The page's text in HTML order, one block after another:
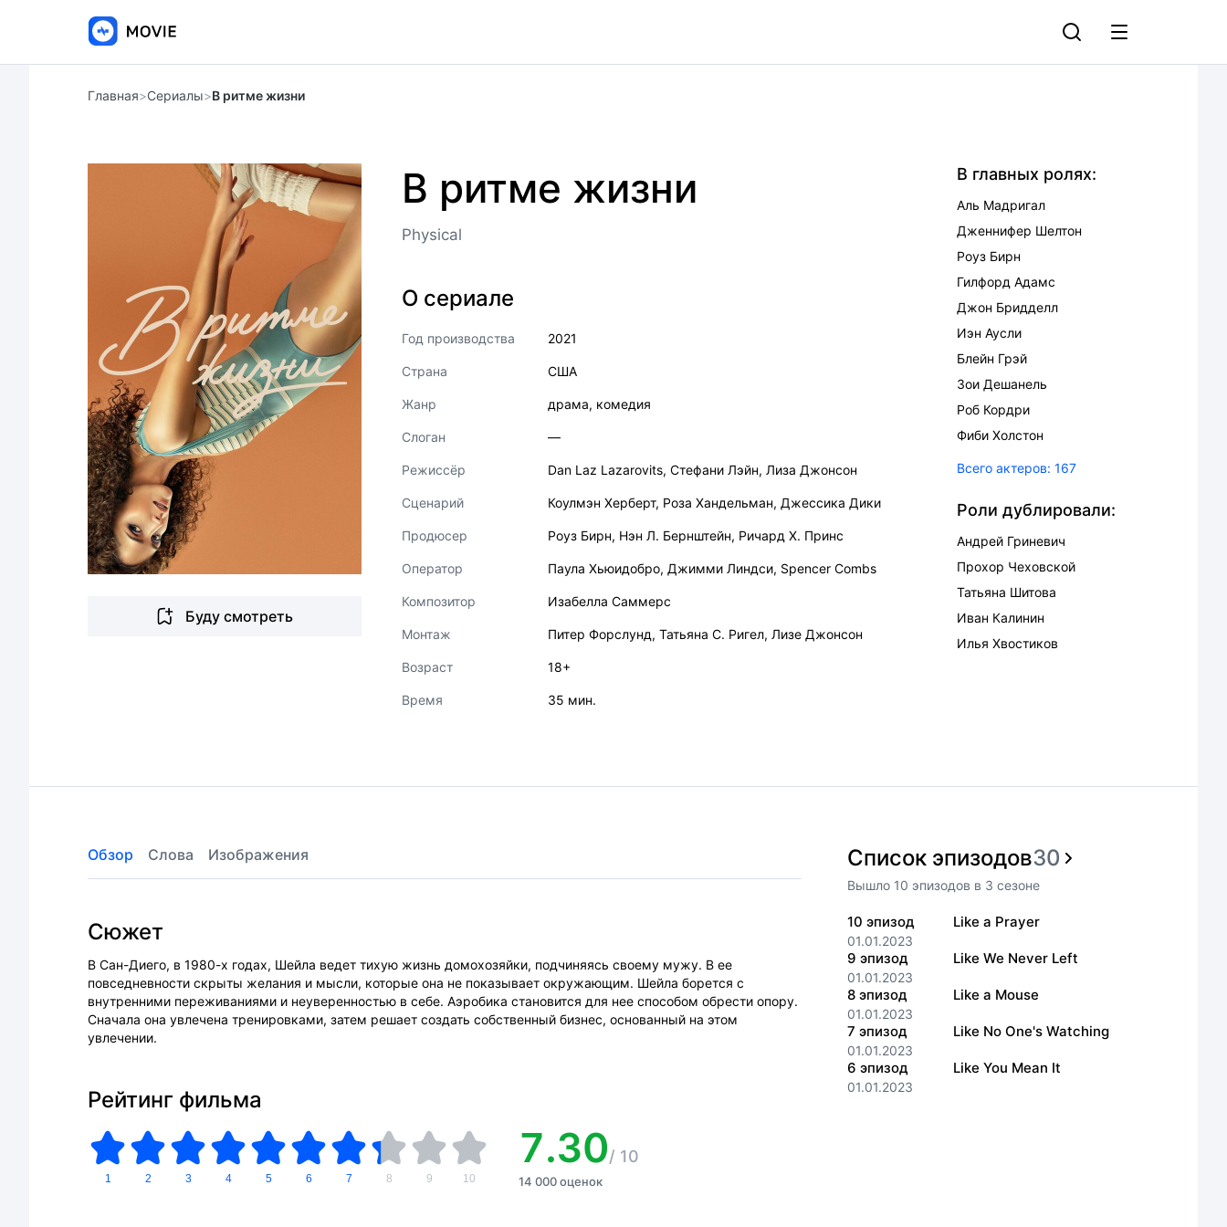
Главная>Сериалы>В ритме жизни
Буду смотреть
В ритме жизни
Physical
О сериале
Год производства 2021
Страна США
Жанр драма, комедия
Слоган —
Режиссёр Dan Laz Lazarovits, Стефани Лэйн, Лиза Джонсон
Сценарий Коулмэн Херберт, Роза Хандельман, Джессика Дики
Продюсер Роуз Бирн, Нэн Л. Бернштейн, Ричард Х. Принс
Оператор Паула Хьюидобро, Джимми Линдси, Spencer Combs
Композитор Изабелла Саммерс
Монтаж Питер Форслунд, Татьяна С. Ригел, Лизе Джонсон
Возраст 18+
Время 35 мин.
В главных ролях:
Аль Мадригал
Дженнифер Шелтон
Роуз Бирн
Гилфорд Адамс
Джон Бридделл
Иэн Аусли
Блейн Грэй
Зои Дешанель
Роб Кордри
Фиби Холстон
Всего актеров: 167
Роли дублировали:
Андрей Гриневич
Прохор Чеховской
Татьяна Шитова
Иван Калинин
Илья Хвостиков
Обзор Слова Изображения
Сюжет
В Сан-Диего, в 1980-х годах, Шейла ведет тихую жизнь домохозяйки, подчиняясь своему мужу. В ее
повседневности скрыты желания и мысли, которые она не показывает окружающим. Шейла борется с
внутренними переживаниями и неуверенностью в себе. Аэробика становится для нее способом обрести опору.
Сначала она увлечена тренировками, затем решает создать собственный бизнес, основанный на этом
увлечении.
Рейтинг фильма
1 2 3 4 5 6 7 8 9 10
7.30/ 10
14 000 оценок
Список эпизодов30
Вышло 10 эпизодов в 3 сезоне
10 эпизод
01.01.2023
Like a Prayer
9 эпизод
01.01.2023
Like We Never Left
8 эпизод
01.01.2023
Like a Mouse
7 эпизод
01.01.2023
Like No One's Watching
6 эпизод
01.01.2023
Like You Mean It